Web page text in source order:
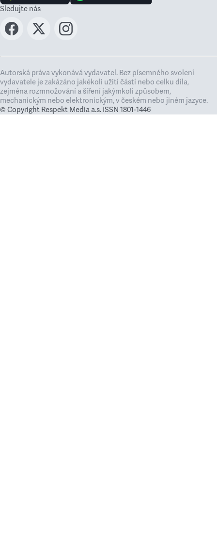
Sledujte nás
Autorská práva vykonává vydavatel. Bez písemného svolení
vydavatele je zakázáno jakékoli užití částí nebo celku díla,
zejména rozmnožování a šíření jakýmkoli způsobem,
mechanickým nebo elektronickým, v českém nebo jiném jazyce.
© Copyright Respekt Media a.s. ISSN 1801-1446